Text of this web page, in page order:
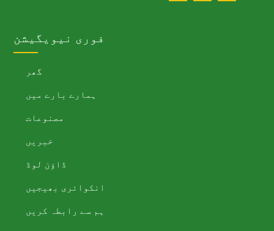
فوری نیویگیشن
ہمارے بارے میں
مصنوعات
ڈاؤن لوڈ
انکوائری بھیجیں
ہم سے رابطہ کریں